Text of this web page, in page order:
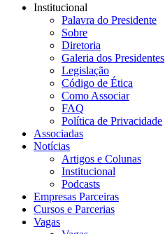
Institucional
Palavra do Presidente
Sobre
Diretoria
Galeria dos Presidentes
Legislação
Código de Ética
Como Associar
FAQ
Política de Privacidade
Associadas
Notícias
Artigos e Colunas
Institucional
Podcasts
Empresas Parceiras
Cursos e Parcerias
Vagas